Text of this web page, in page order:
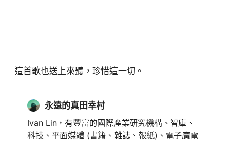
這首歌也送上來聽，珍惜這一切。
永遠的真田幸村
Ivan Lin，有豐富的國際產業研究機構、智庫、
科技、平面媒體 (書籍、雜誌、報紙)、電子廣電